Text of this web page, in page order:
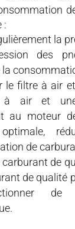
:
la
des
le filtre à air
air et une
au moteur
de
de
de qualité
de